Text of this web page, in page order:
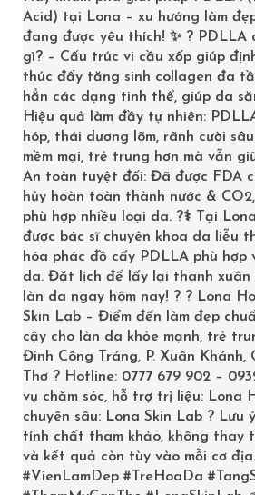
SKINCEUTICALS CLEANSER
1,450,000₫
>> LONA.VN
Acid) tại Lona – xu hướng làm
đang được yêu thích! ✨ ? PDLLA
gì? – Cấu trúc vi cầu xốp giúp
thúc đẩy tăng sinh collagen đa
hẳn các dạng tinh thể, giúp da
Hiệu quả làm đầy tự nhiên:
hóp, thái dương lõm, rãnh cười
mềm mại, trẻ trung hơn mà vẫn
An toàn tuyệt đối: Đã được FDA
hủy hoàn toàn thành nước &
phù hợp nhiều loại da. ?‍⚕️ Tại
được bác sĩ chuyên khoa da liễu
hóa phác đồ cấy PDLLA phù
da. Đặt lịch để lấy lại thanh xuân
làn da ngay hôm nay! ? ? Lona
Skin Lab – Điểm đến làm đẹp
cậy cho làn da khỏe mạnh, trẻ
Đinh Công Tráng, P. Xuân Khánh,
Thơ ? Hotline: 0777 679 902 –
vụ chăm sóc, hỗ trợ trị liệu: Lona
chuyên sâu: Lona Skin Lab ? Lưu
tính chất tham khảo, không thay
và kết quả còn tùy vào mỗi cơ địa.
#VienLamDep #TreHoaDa